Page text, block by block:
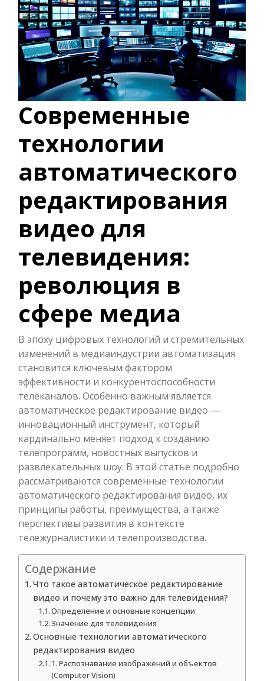
Современные
технологии
автоматического
редактирования
видео для
телевидения:
революция в
сфере медиа
В эпоху цифровых технологий и стремительных
изменений в медиаиндустрии автоматизация
становится ключевым фактором
эффективности и конкурентоспособности
телеканалов. Особенно важным является
автоматическое редактирование видео —
инновационный инструмент, который
кардинально меняет подход к созданию
телепрограмм, новостных выпусков и
развлекательных шоу. В этой статье подробно
рассматриваются современные технологии
автоматического редактирования видео, их
принципы работы, преимущества, а также
перспективы развития в контексте
тележурналистики и телепроизводства.
Содержание
Что такое автоматическое редактирование
видео и почему это важно для телевидения?
Определение и основные концепции
Значение для телевидения
Основные технологии автоматического
редактирования видео
1. Распознавание изображений и объектов
(Computer Vision)